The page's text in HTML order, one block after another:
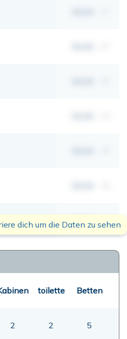
00,00 mt
dich um die Daten zu sehen
toilette Betten
2 2 5